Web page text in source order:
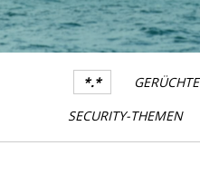
*.* GERÜCHTE
SECURITY-THEMEN